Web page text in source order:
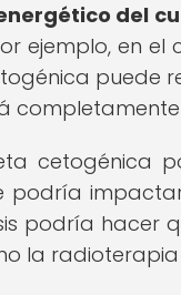
del
ejemplo, en el
puede
cetogénica
podría hacer
la